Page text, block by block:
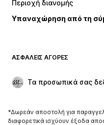
Εσώρουχα
Παλτό
Περιστάσεις
ΠΑΠΟΎΤΣΙΑ
Περιοχή διανομής
Υπαναχώρηση από τη
ΑΣΦΑΛΕΊΣ ΑΓΟΡΈΣ
Τα προσωπικά σας
*Δωρεάν αποστολή για
διαφορετικά ισχύουν έξοδα